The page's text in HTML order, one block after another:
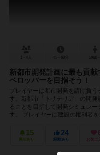
新都市開発計画に最も貢献
ベロッパーを目指そう！
プレイヤーは都市開発を請け負う
す。新都市「トリテリア」の開発
ることを目指して開発シミュレー
す。 プレイヤーは建設の権利者を
15
興味あり
24
経験あり お気に